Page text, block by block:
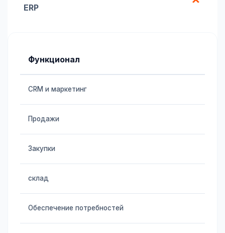
ERP
Функционал
CRM и маркетинг
Продажи
Закупки
склад
Обеспечение потребностей